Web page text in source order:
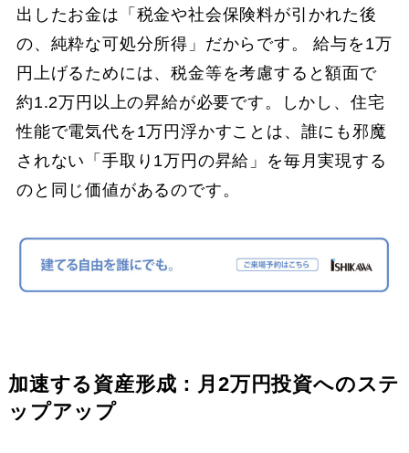
出したお金は「税金や社会保険料が引かれた後
の、純粋な可処分所得」だからです。 給与を1万
円上げるためには、税金等を考慮すると額面で
約1.2万円以上の昇給が必要です。しかし、住宅
性能で電気代を1万円浮かすことは、誰にも邪魔
されない「手取り1万円の昇給」を毎月実現する
のと同じ価値があるのです。
加速する資産形成：月2万円投資へのステ
ップアップ